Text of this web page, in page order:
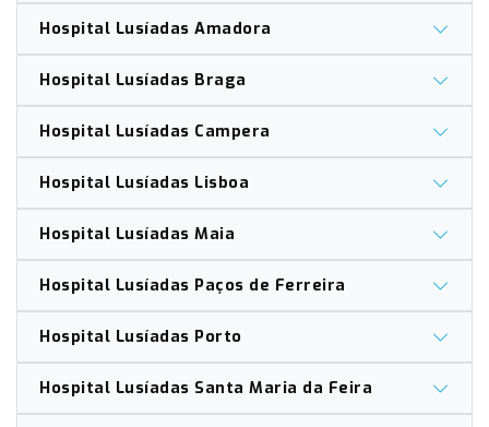
Hospital Lusíadas Amadora
Hospital Lusíadas Braga
Hospital Lusíadas Campera
Hospital Lusíadas Lisboa
Hospital Lusíadas Maia
Hospital Lusíadas Paços de Ferreira
Hospital Lusíadas Porto
Hospital Lusíadas Santa Maria da Feira